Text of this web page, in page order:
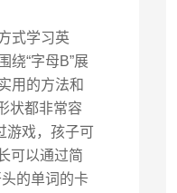
式学习英
绕“字母B”展
用的方法和
状都非常容
游戏，孩子可
可以通过简
的单词的卡